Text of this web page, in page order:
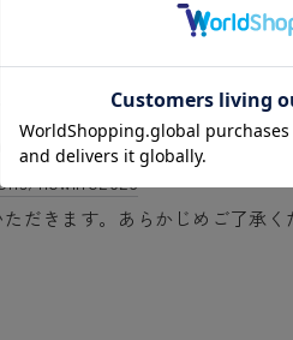
トセット
円（税込）
newlife2025
だきます。あらかじめご了承く